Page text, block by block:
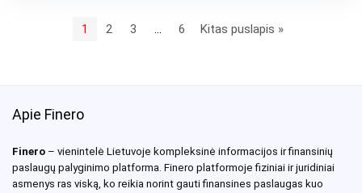
1 2 3 6 Kitas puslapis »
Apie Finero
Finero – vienintelė Lietuvoje kompleksinė informacijos ir finansinių
paslaugų palyginimo platforma. Finero platformoje fiziniai ir juridiniai
asmenys ras viską, ko reikia norint gauti finansines paslaugas kuo